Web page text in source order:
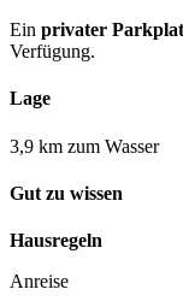
Ein privater
Verfügung.
Lage
3,9 km zum Wasser
Gut zu wissen
Hausregeln
Anreise